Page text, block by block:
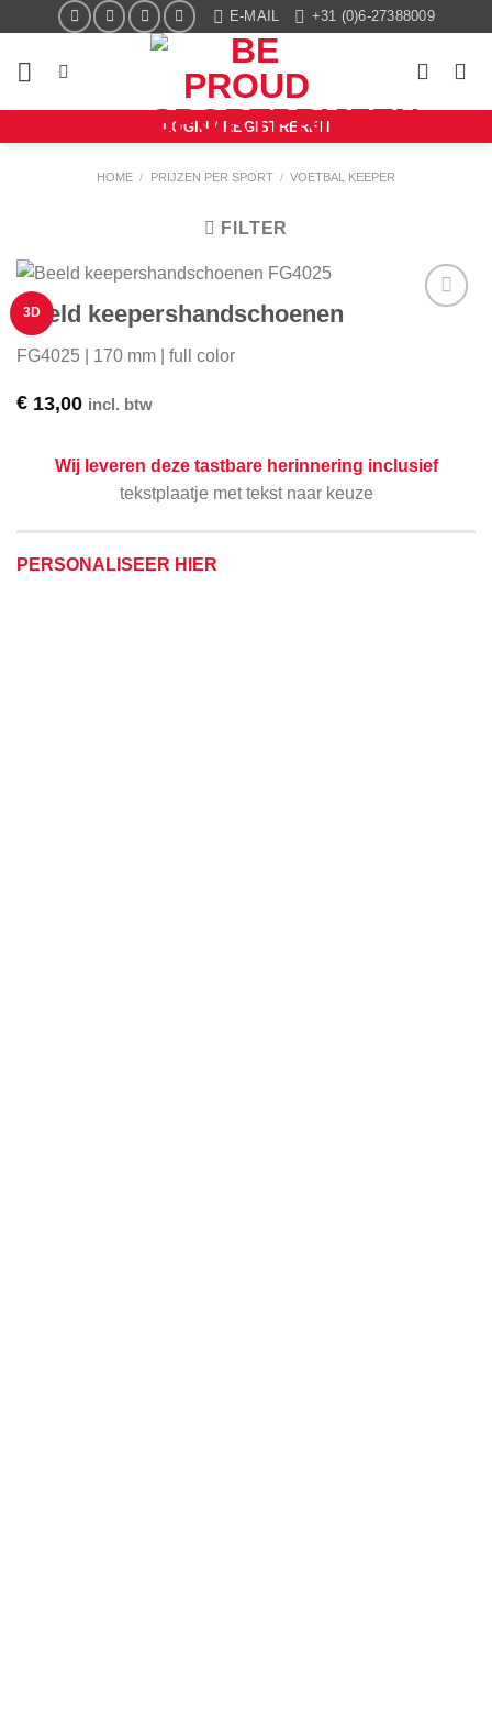
inhoud
E-MAIL +31 (0)6-27388009
LOGIN / REGISTREREN
HOME / PRIJZEN PER SPORT / VOETBAL KEEPER
FILTER
3D
Beeld keepershandschoenen
FG4025 | 170 mm | full color
€ 13,00 incl. btw
Wij leveren deze tastbare herinnering inclusief
tekstplaatje met tekst naar keuze
PERSONALISEER HIER